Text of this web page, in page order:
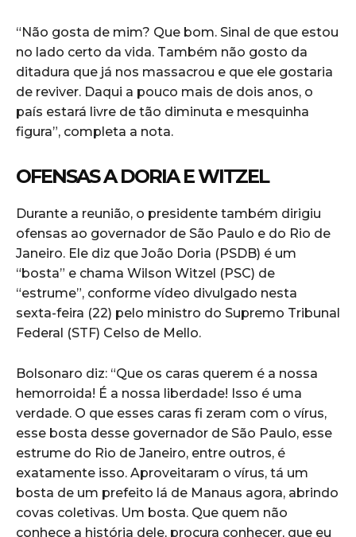
“Não gosta de mim? Que bom. Sinal de que estou
no lado certo da vida. Também não gosto da
ditadura que já nos massacrou e que ele gostaria
de reviver. Daqui a pouco mais de dois anos, o
país estará livre de tão diminuta e mesquinha
figura”, completa a nota.
OFENSAS A DORIA E WITZEL
Durante a reunião, o presidente também dirigiu
ofensas ao governador de São Paulo e do Rio de
Janeiro. Ele diz que João Doria (PSDB) é um
“bosta” e chama Wilson Witzel (PSC) de
“estrume”, conforme vídeo divulgado nesta
sexta-feira (22) pelo ministro do Supremo Tribunal
Federal (STF) Celso de Mello.
Bolsonaro diz: “Que os caras querem é a nossa
hemorroida! É a nossa liberdade! Isso é uma
verdade. O que esses caras fi zeram com o vírus,
esse bosta desse governador de São Paulo, esse
estrume do Rio de Janeiro, entre outros, é
exatamente isso. Aproveitaram o vírus, tá um
bosta de um prefeito lá de Manaus agora, abrindo
covas coletivas. Um bosta. Que quem não
conhece a história dele, procura conhecer, que eu